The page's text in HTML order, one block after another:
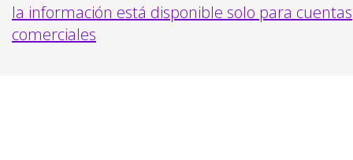
la información está disponible solo para cuentas
comerciales